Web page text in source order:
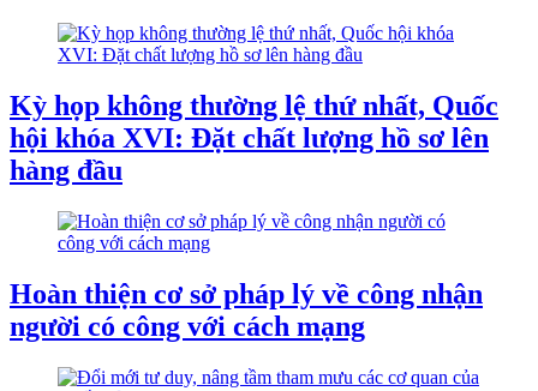
Kỳ họp không thường lệ thứ nhất, Quốc
hội khóa XVI: Đặt chất lượng hồ sơ lên
hàng đầu
Hoàn thiện cơ sở pháp lý về công nhận
người có công với cách mạng